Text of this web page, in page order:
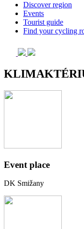
Discover region
Events
Tourist guide
Find your cycling
Event place
DK Smižany